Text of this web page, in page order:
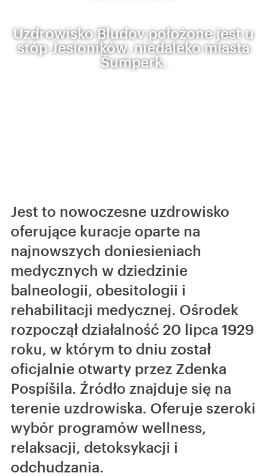
Uzdrowisko Bludov położone jest u
stóp Jesioników, niedaleko miasta
Šumperk.
Jest to nowoczesne uzdrowisko
oferujące kuracje oparte na
najnowszych doniesieniach
medycznych w dziedzinie
balneologii, obesitologii i
rehabilitacji medycznej. Ośrodek
rozpoczął działalność 20 lipca 1929
roku, w którym to dniu został
oficjalnie otwarty przez Zdenka
Pospíšila. Źródło znajduje się na
terenie uzdrowiska. Oferuje szeroki
wybór programów wellness,
relaksacji, detoksykacji i
odchudzania.